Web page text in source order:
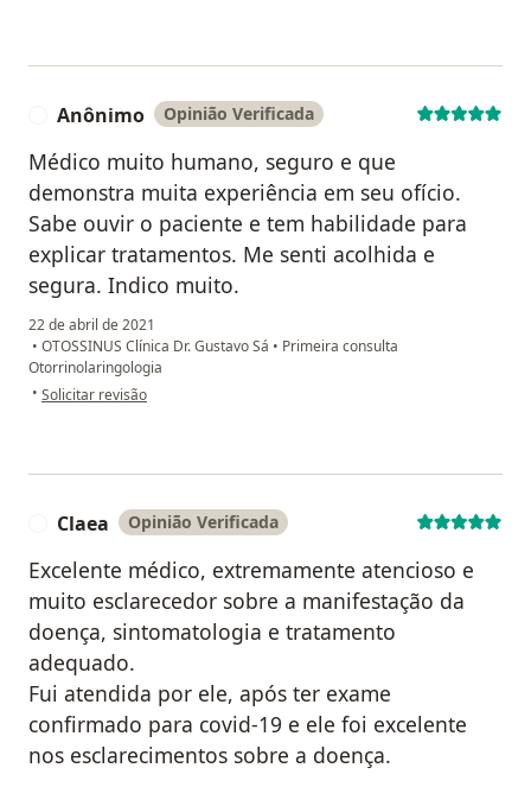
Anônimo Opinião Verificada
Médico muito humano, seguro e que
demonstra muita experiência em seu ofício.
Sabe ouvir o paciente e tem habilidade para
explicar tratamentos. Me senti acolhida e
segura. Indico muito.
22 de abril de 2021
• OTOSSINUS Clínica Dr. Gustavo Sá • Primeira consulta
Otorrinolaringologia
• na opinião do utilizador Anônimo
Solicitar revisão
Claea Opinião Verificada
Excelente médico, extremamente atencioso e
muito esclarecedor sobre a manifestação da
doença, sintomatologia e tratamento
adequado.
Fui atendida por ele, após ter exame
confirmado para covid-19 e ele foi excelente
nos esclarecimentos sobre a doença.